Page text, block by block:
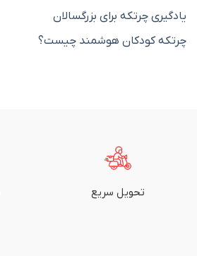
یادگیری چرتکه برای بزرگسالان
چرتکه کودکان هوشمند چیست؟
تحویل سریع